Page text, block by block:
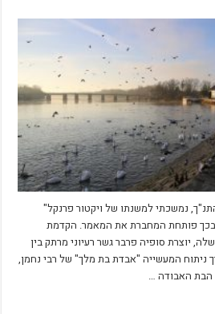
נמשכתי למשנתו של ויקטור פרנקל"
בכך פותחת המחברת את המאמר. הקדמת
יוצרת סופיה פרבר גשר רעיוני מרתק בין
ניתוח המעשייה "אבדת בת מלך" של רבי נחמן,
הבת האבודה …